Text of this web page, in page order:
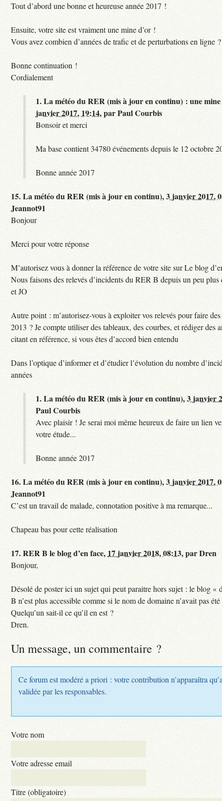
Tout d’abord une bonne et heureuse année 2017 !
Ensuite, votre site est vraiment une mine d’or !
Vous avez combien d’années de trafic et de perturbations en ligne ?
Bonne continuation !
Cordialement
1.La météo du RER (mis à jour en continu) : une
janvier 2017, 19:14,parPaul Courbis
Bonsoir et merci
Ma base contient 34780 événements depuis le 12 octobre
Bonne année 2017
15.La météo du RER (mis à jour en continu),3 janvier 2017,
Jeannot91
Bonjour
Merci pour votre réponse
M’autorisez vous à donner la référence de votre site sur Le blog
Nous faisons des relevés d’incidents du RER B depuis un peu
et JO
Autre point : m’autorisez-vous à exploiter vos relevés pour faire
2013 ? Je compte utiliser des tableaux, des courbes, et rédiger des
citant en référence, si vous êtes d’accord bien entendu
Dans l’optique d’informer et d’étudier l’évolution du nombre
années
1.La météo du RER (mis à jour en continu),3 janvier
Paul Courbis
Avec plaisir ! Je serai moi même heureux de faire un lien
votre étude...
Bonne année 2017
16.La météo du RER (mis à jour en continu),3 janvier 2017,
Jeannot91
C’est un travail de malade, connotation positive à ma remarque...
Chapeau bas pour cette réalisation
17.RER B le blog d’en face, 17 janvier 2018, 08:13,parDren
Bonjour,
Désolé de poster ici un sujet qui peut paraitre hors sujet : le blog «
B n’est plus accessible comme si le nom de domaine n’avait pas
Quelqu’un sait-il ce qu’il en est ?
Dren.
Un message, un commentaire ?
Ce forum est modéré a priori : votre contribution n’apparaîtra
validée par les responsables.
Votre nom
Votre adresse email
Titre (obligatoire)